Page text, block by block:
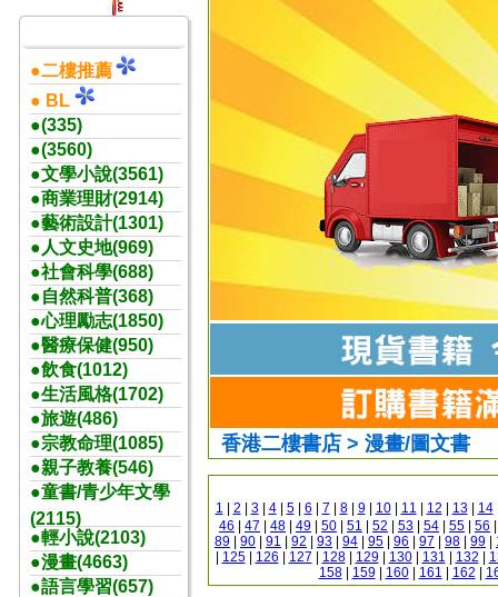
●二樓推薦
● BL
●(335)
●(3560)
●文學小說(3561)
●商業理財(2914)
●藝術設計(1301)
●人文史地(969)
●社會科學(688)
●自然科普(368)
●心理勵志(1850)
●醫療保健(950)
●飲食(1012)
●生活風格(1702)
●旅遊(486)
●宗教命理(1085)
●親子教養(546)
●童書/青少年文學
(2115)
●輕小說(2103)
●漫畫(4663)
●語言學習(657)
香港二樓書店 > 漫畫/圖文書
1 2 3| 4| 5| 6 7 8| 9| 10| 11 12 13| 14
46
47 48 49 50 51 52 53 54 55 56
89
90 91 92 93 94 95 96 97 98 99
125| 126 127 128| 129| 130| 131 132
158| 159| 160| 161 162